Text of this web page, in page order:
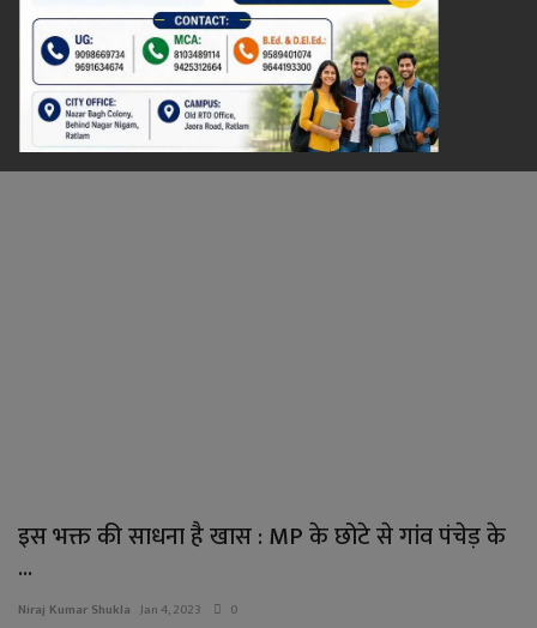
रेलवे
खेल
ज्योतिष
YouTube
Language
इस भक्त की साधना है खास : MP के छोटे से गांव पंचेड़ के
...
Niraj Kumar Shukla Jan 4, 2023 0